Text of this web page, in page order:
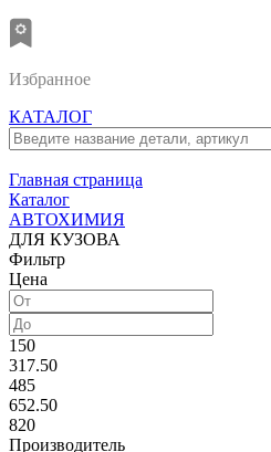
Избранное
КАТАЛОГ
Главная страница
Каталог
АВТОХИМИЯ
ДЛЯ КУЗОВА
Фильтр
Цена
150
317.50
485
652.50
820
Производитель